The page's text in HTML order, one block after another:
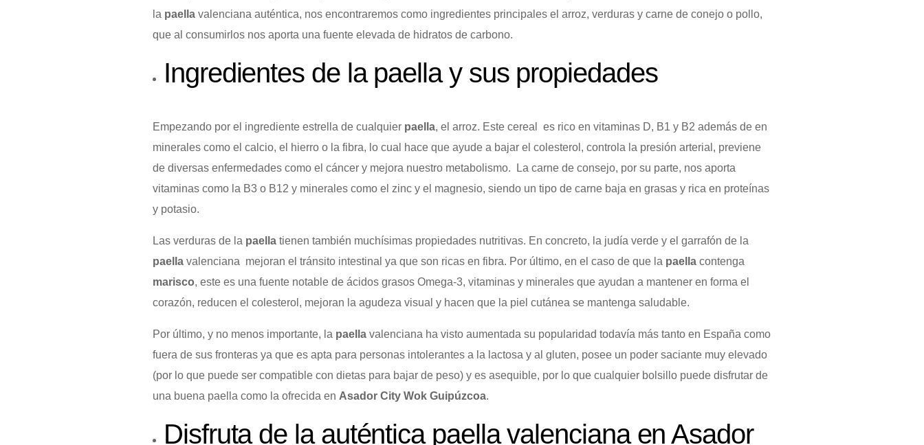
la paella valenciana auténtica, nos encontraremos como ingredientes principales el arroz, verduras y carne de conejo o pollo,
que al consumirlos nos aporta una fuente elevada de hidratos de carbono.
Ingredientes de la paella y sus propiedades
Empezando por el ingrediente estrella de cualquier paella, el arroz. Este cereal es rico en vitaminas D, B1 y B2 además de en
minerales como el calcio, el hierro o la fibra, lo cual hace que ayude a bajar el colesterol, controla la presión arterial, previene
de diversas enfermedades como el cáncer y mejora nuestro metabolismo. La carne de consejo, por su parte, nos aporta
vitaminas como la B3 o B12 y minerales como el zinc y el magnesio, siendo un tipo de carne baja en grasas y rica en proteínas
y potasio.
Las verduras de la paella tienen también muchísimas propiedades nutritivas. En concreto, la judía verde y el garrafón de la
paella valenciana mejoran el tránsito intestinal ya que son ricas en fibra. Por último, en el caso de que la paella contenga
marisco, este es una fuente notable de ácidos grasos Omega-3, vitaminas y minerales que ayudan a mantener en forma el
corazón, reducen el colesterol, mejoran la agudeza visual y hacen que la piel cutánea se mantenga saludable.
Por último, y no menos importante, la paella valenciana ha visto aumentada su popularidad todavía más tanto en España como
fuera de sus fronteras ya que es apta para personas intolerantes a la lactosa y al gluten, posee un poder saciante muy elevado
(por lo que puede ser compatible con dietas para bajar de peso) y es asequible, por lo que cualquier bolsillo puede disfrutar de
una buena paella como la ofrecida en Asador City Wok Guipúzcoa.
Disfruta de la auténtica paella valenciana en Asador